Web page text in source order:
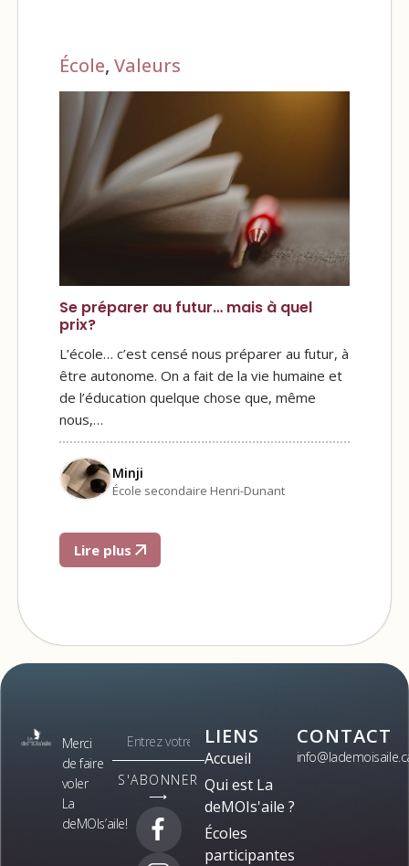
École, Valeurs
Se préparer au futur… mais à quel
prix?
L’école… c’est censé nous préparer au futur, à
être autonome. On a fait de la vie humaine et
de l’éducation quelque chose que, même
nous,…
Minji
École secondaire Henri-Dunant
Lire plus
Merci
de faire
voler
La
deMOIs’aile!
S'ABONNER
⟶
LIENS
Accueil
Qui est La
deMOIs'aile ?
Écoles
participantes
CONTACT